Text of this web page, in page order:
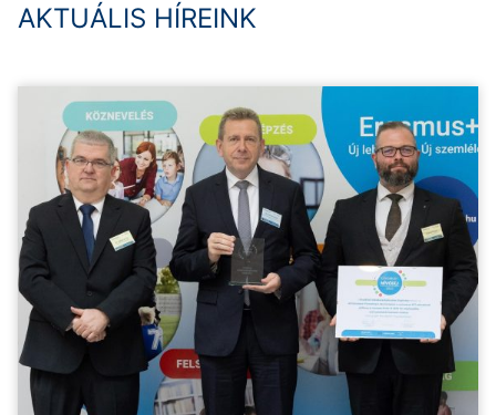
AKTUÁLIS HÍREINK